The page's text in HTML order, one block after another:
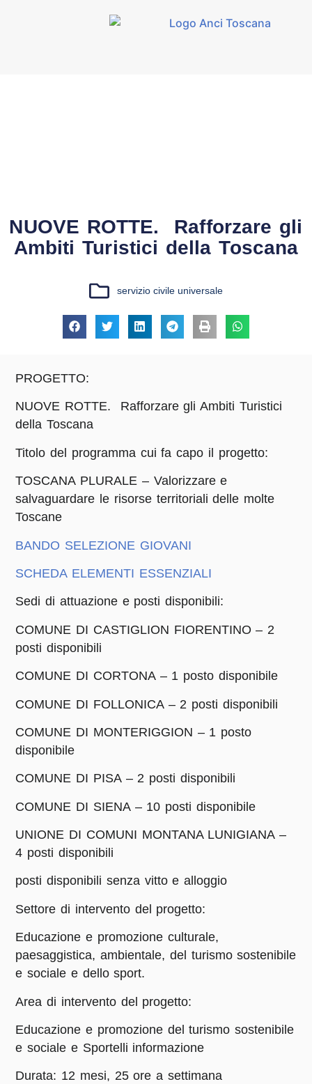
NUOVE ROTTE. Rafforzare gli
Ambiti Turistici della Toscana
servizio civile universale
PROGETTO:
NUOVE ROTTE. Rafforzare gli Ambiti Turistici
della Toscana
Titolo del programma cui fa capo il progetto:
TOSCANA PLURALE – Valorizzare e
salvaguardare le risorse territoriali delle molte
Toscane
BANDO SELEZIONE GIOVANI
SCHEDA ELEMENTI ESSENZIALI
Sedi di attuazione e posti disponibili:
COMUNE DI CASTIGLION FIORENTINO – 2
posti disponibili
COMUNE DI CORTONA – 1 posto disponibile
COMUNE DI FOLLONICA – 2 posti disponibili
COMUNE DI MONTERIGGION – 1 posto
disponibile
COMUNE DI PISA – 2 posti disponibili
COMUNE DI SIENA – 10 posti disponibile
UNIONE DI COMUNI MONTANA LUNIGIANA –
4 posti disponibili
posti disponibili senza vitto e alloggio
Settore di intervento del progetto:
Educazione e promozione culturale,
paesaggistica, ambientale, del turismo sostenibile
e sociale e dello sport.
Area di intervento del progetto:
Educazione e promozione del turismo sostenibile
e sociale e Sportelli informazione
Durata: 12 mesi, 25 ore a settimana